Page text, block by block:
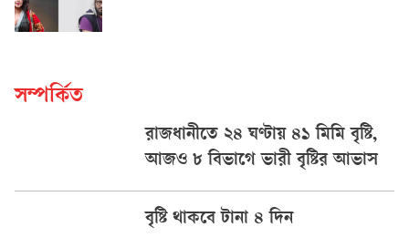
সম্পর্কিত
রাজধানীতে ২৪ ঘণ্টায় ৪১ মিমি বৃষ্টি,
আজও ৮ বিভাগে ভারী বৃষ্টির আভাস
বৃষ্টি থাকবে টানা ৪ দিন